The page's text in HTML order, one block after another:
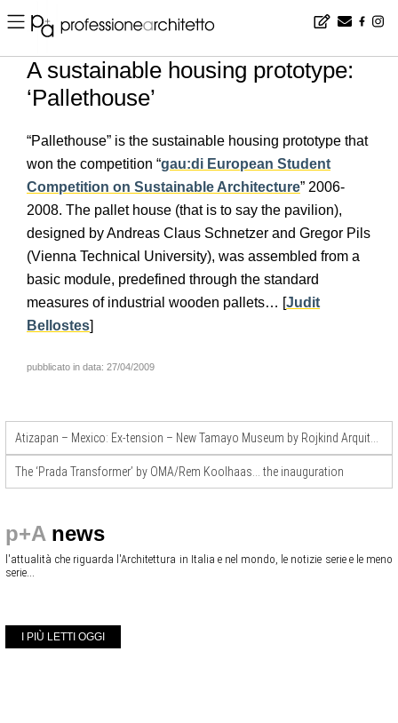
Home ▪ news ▪ en ▪ A sustainable housing prototype: ‘Pallethouse’
A sustainable housing prototype:
‘Pallethouse’
“Pallethouse” is the sustainable housing prototype that
won the competition “gau:di European Student
Competition on Sustainable Architecture” 2006-
2008. The pallet house (that is to say the pavilion),
designed by Andreas Claus Schnetzer and Gregor Pils
(Vienna Technical University), was assembled from a
basic module, predefined through the standard
measures of industrial wooden pallets… [Judit
Bellostes]
pubblicato in data: 27/04/2009
The ‘Prada Transformer’ by OMA/Rem Koolhaas… the inauguration
p+A news
l'attualità che riguarda l'Architettura in Italia e nel mondo, le notizie serie e le meno
serie...
I PIÙ LETTI OGGI